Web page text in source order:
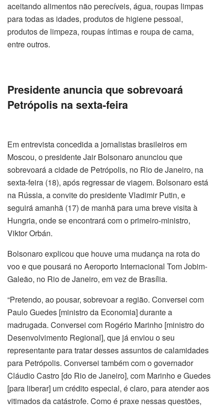
aceitando alimentos não perecíveis, água, roupas limpas
para todas as idades, produtos de higiene pessoal,
produtos de limpeza, roupas íntimas e roupa de cama,
entre outros.
Presidente anuncia que sobrevoará
Petrópolis na sexta-feira
Em entrevista concedida a jornalistas brasileiros em
Moscou, o presidente Jair Bolsonaro anunciou que
sobrevoará a cidade de Petrópolis, no Rio de Janeiro, na
sexta-feira (18), após regressar de viagem. Bolsonaro está
na Rússia, a convite do presidente Vladimir Putin, e
seguirá amanhã (17) de manhã para uma breve visita à
Hungria, onde se encontrará com o primeiro-ministro,
Viktor Orbán.
Bolsonaro explicou que houve uma mudança na rota do
voo e que pousará no Aeroporto Internacional Tom Jobim-
Galeão, no Rio de Janeiro, em vez de Brasília.
“Pretendo, ao pousar, sobrevoar a região. Conversei com
Paulo Guedes [ministro da Economia] durante a
madrugada. Conversei com Rogério Marinho [ministro do
Desenvolvimento Regional], que já enviou o seu
representante para tratar desses assuntos de calamidades
para Petrópolis. Conversei também com o governador
Cláudio Castro [do Rio de Janeiro], com Marinho e Guedes
[para liberar] um crédito especial, é claro, para atender aos
vitimados da catástrofe. Como é praxe nessas questões,